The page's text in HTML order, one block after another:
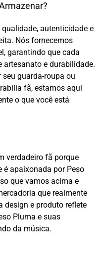
autenticidade e
Nós fornecemos
garantindo que cada
artesanato e durabilidade.
guarda-roupa ou
fã, estamos aqui
o que você está
verdadeiro fã porque
apaixonada por Peso
que vamos acima e
que realmente
design e produto reflete
Pluma e suas
da música.